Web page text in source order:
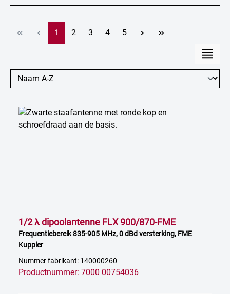
Pagina
1 Pagina
2 Pagina
3 Pagina
4 Pagina
5
1/2 λ dipoolantenne FLX 900/870-FME
Frequentiebereik 835-905 MHz, 0 dBd versterking, FME
Kuppler
Nummer fabrikant: 140000260
Productnummer: 7000 00754036